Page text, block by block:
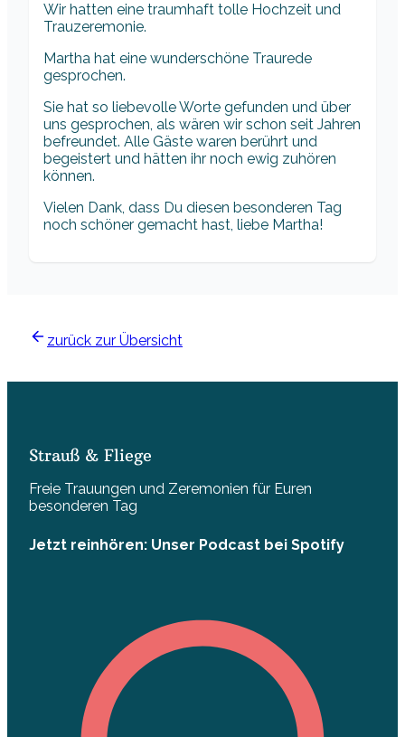
Wir hatten eine traumhaft tolle Hochzeit und
Trauzeremonie.
Martha hat eine wunderschöne Traurede
gesprochen.
Sie hat so liebevolle Worte gefunden und über
uns gesprochen, als wären wir schon seit Jahren
befreundet. Alle Gäste waren berührt und
begeistert und hätten ihr noch ewig zuhören
können.
Vielen Dank, dass Du diesen besonderen Tag
noch schöner gemacht hast, liebe Martha!
zurück zur Übersicht
Strauß & Fliege
Freie Trauungen und Zeremonien für Euren
besonderen Tag
Jetzt reinhören: Unser Podcast bei Spotify